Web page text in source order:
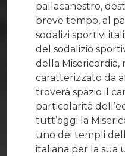
pallacanestro,
breve tempo, al
sodalizi sportivi
del sodalizio
della Misericordia,
caratterizzato da
troverà spazio il
particolarità
tutt’oggi la
uno dei templi
italiana per la sua